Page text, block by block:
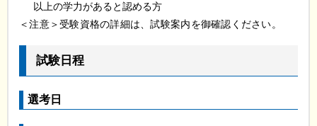
以上の学力があると認める方
＜注意＞受験資格の詳細は、試験案内を御確認ください。
試験日程
選考日